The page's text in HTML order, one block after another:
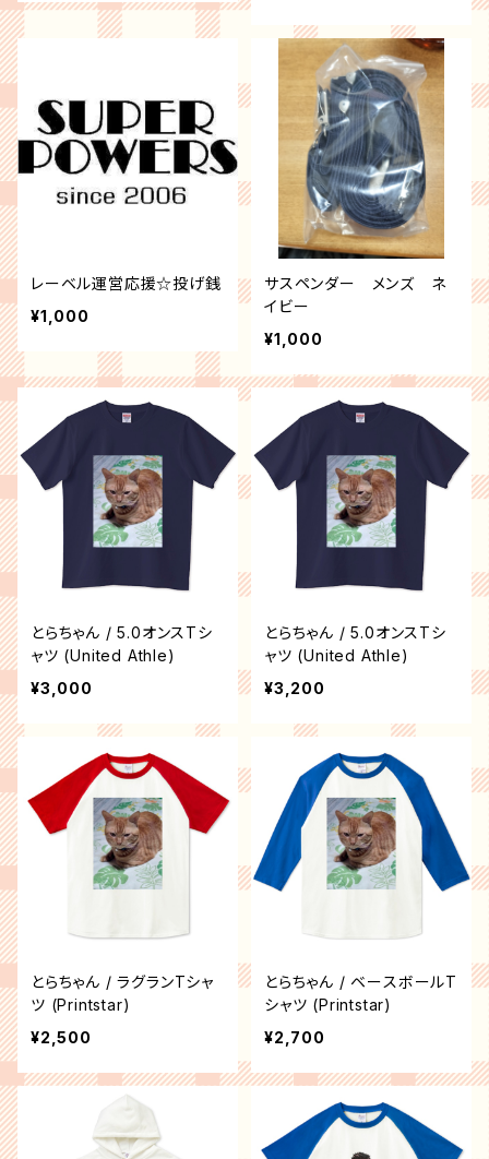
レーベル運営応援☆投げ銭
¥1,000
サスペンダー メンズ ネ
イビー
¥1,000
とらちゃん / 5.0オンスTシ
ャツ (United Athle)
¥3,000
とらちゃん / 5.0オンスTシ
ャツ (United Athle)
¥3,200
とらちゃん / ラグランTシャ
ツ (Printstar)
¥2,500
とらちゃん / ベースボールT
シャツ (Printstar)
¥2,700